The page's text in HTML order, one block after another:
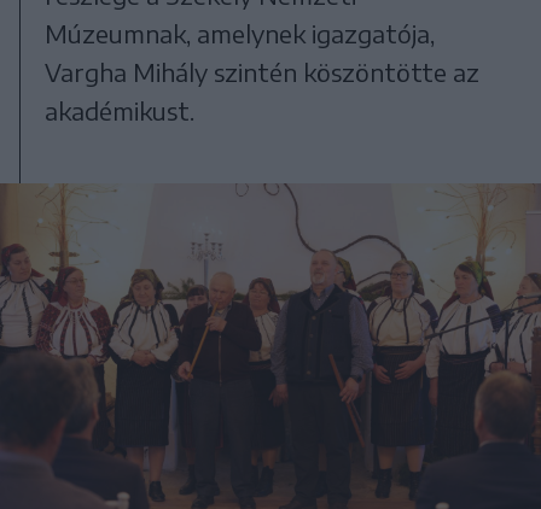
Múzeumnak, amelynek igazgatója,
Vargha Mihály szintén köszöntötte az
akadémikust.